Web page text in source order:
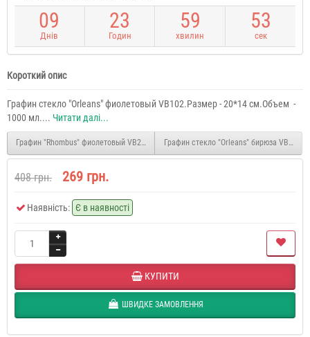
09
Днів
23
Годин
59
хвилин
53
сек
Короткий опис
Графин стекло "Orleans" фиолетовый VB102.Размер - 20*14 см.Объем -
1000 мл.... Читати далі...
Графин "Rhombus" фиолетовый VB216 Графин стекло "Orleans" бирюза VB103
408 грн. 269 грн.
Наявність: Є в наявності
КУПИТИ
ШВИДКЕ ЗАМОВЛЕННЯ